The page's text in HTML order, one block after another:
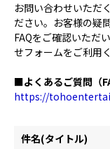
お問い合わせいただ
ださい。お客様の疑
FAQをご確認いただ
せフォームをご利用
■よくあるご質問（
https://
件名(タイトル)